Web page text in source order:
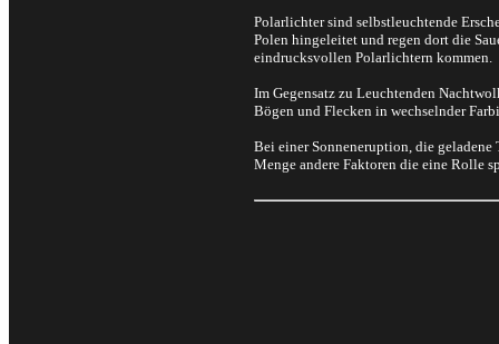
Polarlichter sind selbstleuchtende
Polen hingeleitet und regen dort die
eindrucksvollen Polarlichtern kommen.
Im Gegensatz zu Leuchtenden
Bögen und Flecken in wechselnder
Bei einer Sonneneruption, die
Menge andere Faktoren die eine Rolle